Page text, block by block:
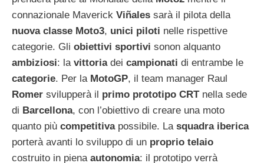
connazionale Maverick Viñales sarà il pilota della
nuova classe Moto3, unici piloti nelle rispettive
categorie. Gli obiettivi sportivi sonon alquanto
ambiziosi: la vittoriadei campionati di entrambe le
categorie. Per la MotoGP, il team manager Raul
Romer svilupperà il primo prototipo CRTnella sede
di Barcellona, con l’obiettivo di creare una moto
quanto più competitivapossibile. La squadra iberica
porterà avanti lo sviluppo di un proprio telaio
costruito in piena autonomia: il prototipo verrà